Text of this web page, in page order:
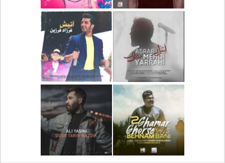
دانلود آهنگ جدید رضا
بهرام بنام نگار
دانلود آهنگ جدید علی
لهراسبی بنام صورت
دانلود آهنگ جدید مهدی
یراحی بنام اسرار
دانلود آهنگ جدید فرزاد
فرزین بنام آتیش